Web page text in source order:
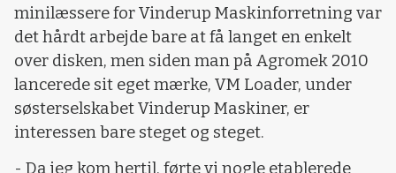
minilæssere for Vinderup Maskinforretning var
det hårdt arbejde bare at få langet en enkelt
over disken, men siden man på Agromek 2010
lancerede sit eget mærke, VM Loader, under
søsterselskabet Vinderup Maskiner, er
interessen bare steget og steget.
- Da jeg kom hertil, førte vi nogle etablerede